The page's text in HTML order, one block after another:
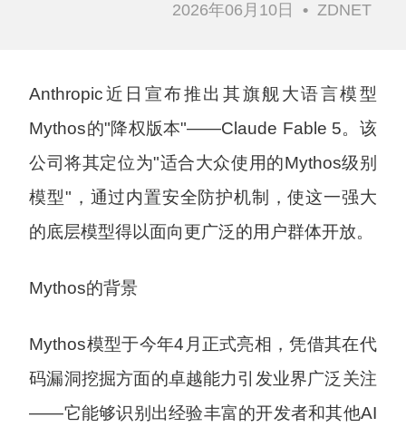
2026年06月10日
• ZDNET
Anthropic近日宣布推出其旗舰大语言模型
Mythos的"降权版本"——Claude Fable 5。该
公司将其定位为"适合大众使用的Mythos级别
模型"，通过内置安全防护机制，使这一强大
的底层模型得以面向更广泛的用户群体开放。
Mythos的背景
Mythos模型于今年4月正式亮相，凭借其在代
码漏洞挖掘方面的卓越能力引发业界广泛关注
——它能够识别出经验丰富的开发者和其他AI